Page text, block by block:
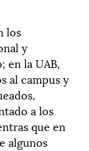
los
y
en la UAB,
al campus y
a los
que en
algunos